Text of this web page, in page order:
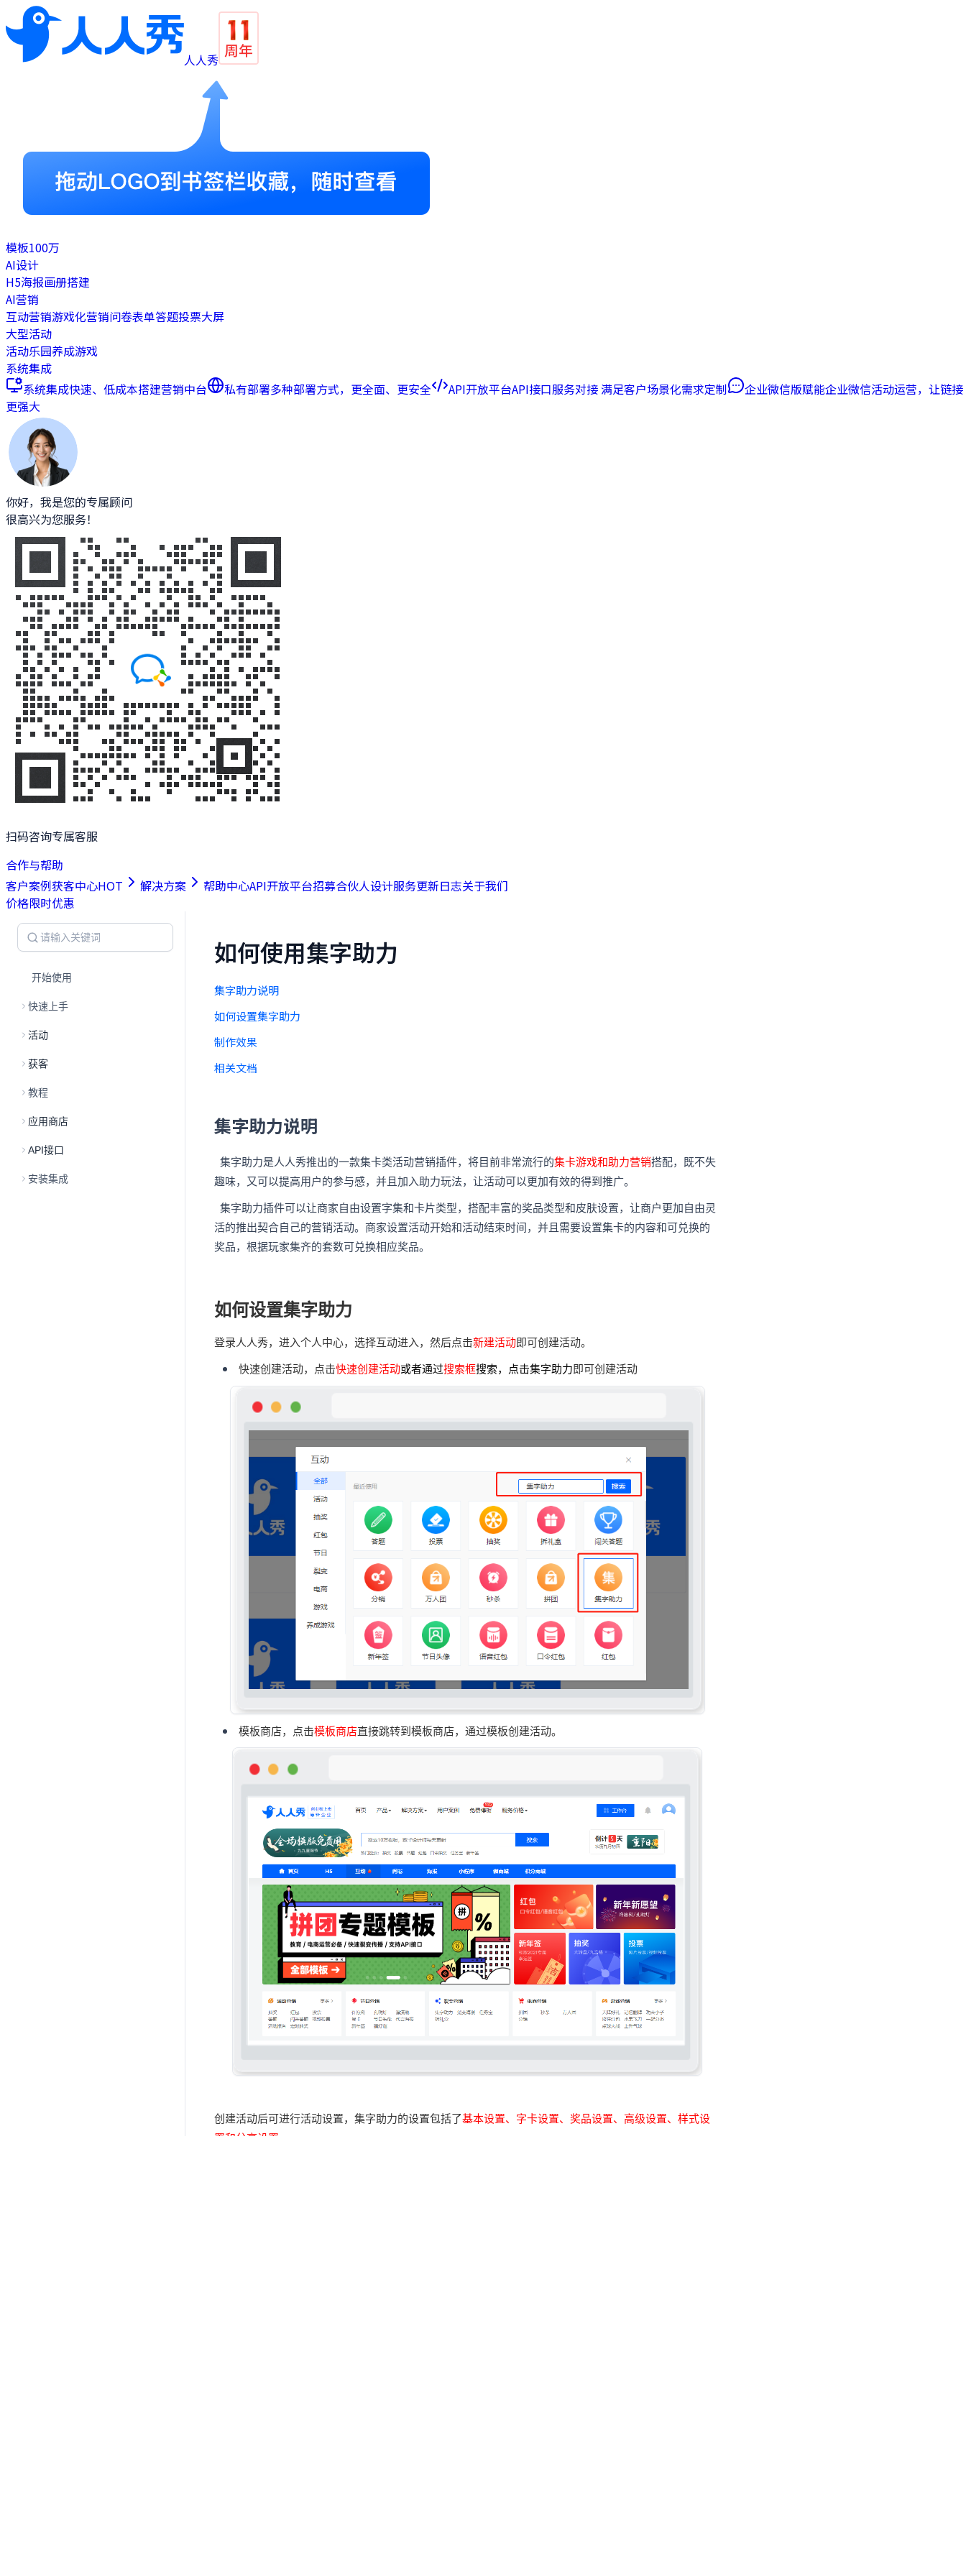
人人秀
模板100万
AI设计
H5海报画册搭建
AI营销
互动营销游戏化营销问卷表单答题投票大屏
大型活动
活动乐园养成游戏
系统集成
系统集成快速、低成本搭建营销中台 私有部署多种部署方式，更全面、更安全 API开放平台API接口服务对接 满足客户场景化需求定制 企业微信版赋能企业微信活动运营，让链接
更强大
你好，我是您的专属顾问
很高兴为您服务！
扫码咨询专属客服
合作与帮助
客户案例获客中心HOT 解决方案 帮助中心API开放平台招募合伙人设计服务更新日志关于我们
价格限时优惠
开始使用
快速上手
活动
获客
教程
应用商店
API接口
安装集成
如何使用集字助力
集字助力说明
如何设置集字助力
制作效果
相关文档
集字助力说明
集字助力是人人秀推出的一款集卡类活动营销插件，将目前非常流行的集卡游戏和助力营销搭配，既不失
趣味，又可以提高用户的参与感，并且加入助力玩法，让活动可以更加有效的得到 推广。
集字助力插件可以让商家自由设置字集和卡片类型，搭配丰富的奖品类型和皮肤设置，让商户更加自由灵
活的推出契合自己的营销活动。商家设置活动开始和活动结束时间，并且需要设置集卡的内容和可兑换的
奖品，根据玩家集齐的套数可兑换相应奖品。
如何设置集字助力
登录人人秀，进入个人中心，选择互动进入，然后点击新建活动即可创建活动。
快速创建活动，点击快速创建活动或者通过搜索框搜索，点击集字助力即可创建活动
模板商店，点击模板商店直接跳转到模板商店， 通过模板创建活动。
创建活动后可进行活动设置，集字助力的设置包括了基本设置、字卡设置、奖品设置、 高级设置、 样式设
置和分享设置